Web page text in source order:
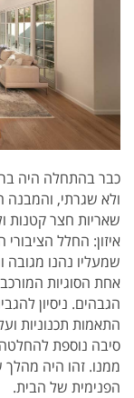
כבר בהתחלה היה
ולא שגרתי, והמבנה
שאריות חצר קטנות
איזון: החלל
שמעליו נהנו מגובה
אחת הסוגיות
הגבהים. ניסיון
התאמות תכנוניות
סיבה נוספת
ממנו. זהו היה
הפנימית של הבית.